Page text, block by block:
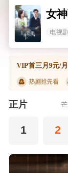
女
电视剧
VIP首三月9元/月
正片
1 2